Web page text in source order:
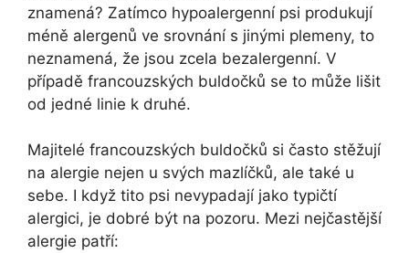
znamená? Zatímco hypoalergenní psi produkují
méně⁣ alergenů ve srovnání ​s jinými plemeny, to
neznamená, že jsou zcela⁤ bezalergenní. V
případě francouzských ⁢buldočků ⁢se to může lišit
od ⁢jedné linie ‌k druhé.
Majitelé francouzských buldočků si často stěžují
na‌ alergie‍ nejen ‍u ⁣svých mazlíčků, ale​ také u
sebe. I když tito psi nevypadají jako typičtí
alergici, je ⁢dobré být na pozoru. Mezi ⁢nejčastější
alergie ⁣patří: